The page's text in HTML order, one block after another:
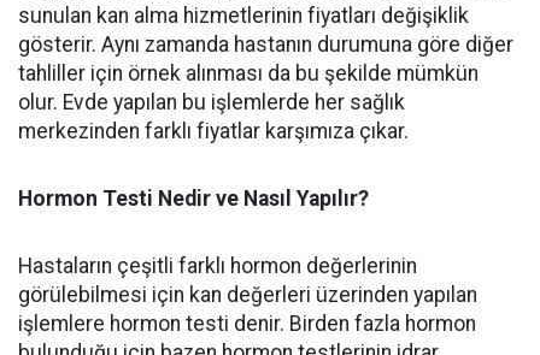
sunulan kan alma hizmetlerinin fiyatları değişiklik
gösterir. Aynı zamanda hastanın durumuna göre diğer
tahliller için örnek alınması da bu şekilde mümkün
olur. Evde yapılan bu işlemlerde her sağlık
merkezinden farklı fiyatlar karşımıza çıkar.
Hormon Testi Nedir ve Nasıl Yapılır?
Hastaların çeşitli farklı hormon değerlerinin
görülebilmesi için kan değerleri üzerinden yapılan
işlemlere hormon testi denir. Birden fazla hormon